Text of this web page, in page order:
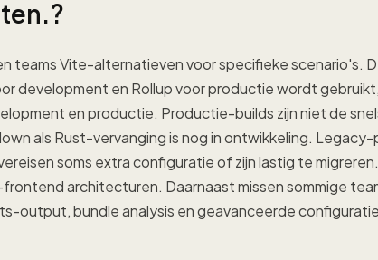
teams Vite-alternatieven voor specifieke scenario's.
development en Rollup voor productie wordt
en productie. Productie-builds zijn niet de
als Rust-vervanging is nog in ontwikkeling.
soms extra configuratie of zijn lastig te
architecturen. Daarnaast missen sommige
output, bundle analysis en geavanceerde